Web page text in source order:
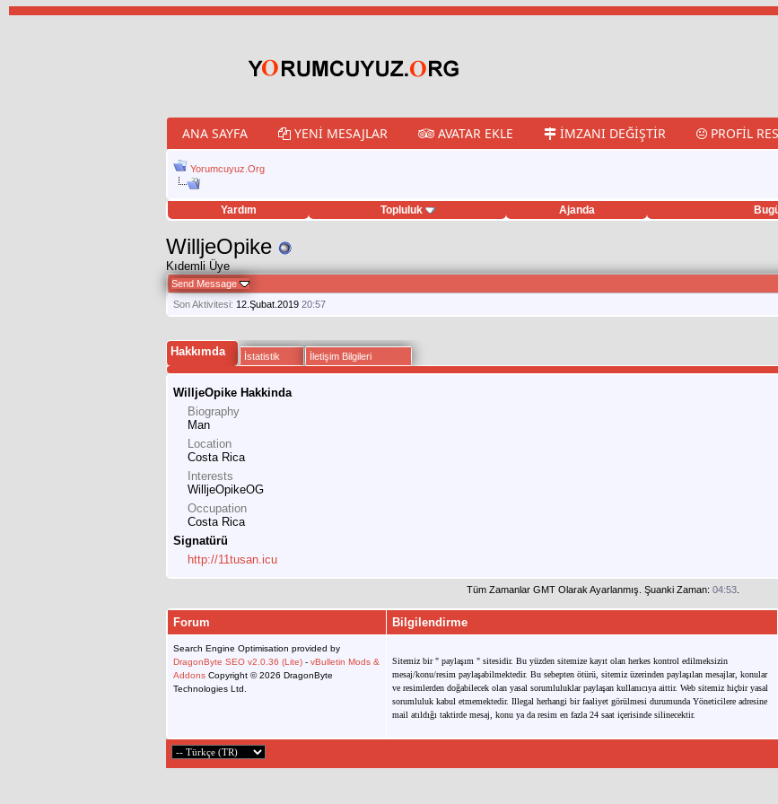
ANA SAYFA YENI MESAJLAR AVATAR EKLE İMZANI DEĞIŞTIR PROFIL
Yorumcuyuz.Org
Yardım Topluluk Ajanda
twitter retweet hilesiWilljeOpike
Kıdemli Üye
Send Message
Son Aktivitesi: 12.Şubat.2019 20:57
Hakkımda İstatistik İletişim Bilgileri
WilljeOpike Hakkinda
Biography
Man
Location
Costa Rica
Interests
WilljeOpikeOG
Occupation
Costa Rica
Signatürü
http://11tusan.icu
Tüm Zamanlar GMT Olarak Ayarlanmış. Şuanki Zaman: 04:53
Forum Bilgilendirme
Search Engine Optimisation provided by
DragonByte SEO v2.0.36 (Lite) - vBulletin Mods &
Addons Copyright © 2026 DragonByte
Technologies Ltd.
Sitemiz bir " paylaşım " sitesidir. Bu yüzden sitemize kayıt olan herkes kontrol edilmeksizin
mesaj/konu/resim paylaşabilmektedir. Bu sebepten ötürü, sitemiz üzerinden paylaşılan mesajlar, konular
ve resimlerden doğabilecek olan yasal sorumluluklar paylaşan kullanıcıya aittir. Web sitemiz hiçbir yasal
sorumluluk kabul etmemektedir. Illegal herhangi bir faaliyet görülmesi durumunda Yöneticilere adresine
mail atıldığı taktirde mesaj, konu ya da resim en fazla 24 saat içerisinde silinecektir.